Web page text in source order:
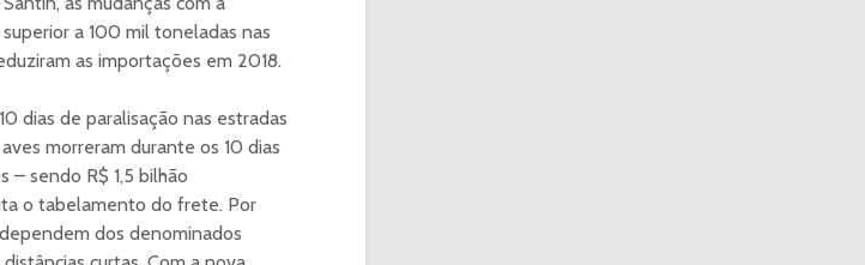
a 100 mil toneladas nas
as importações em 2018.
dias de paralisação nas estradas
morreram durante os 10 dias
– sendo R$ 1,5 bilhão
o tabelamento do frete. Por
dos denominados